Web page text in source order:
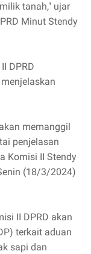
tanah," ujar
Minut Stendy
DPRD
memanggil
penjelasan
Komisi II Stendy
(18/3/2024)
II DPRD akan
terkait aduan
sapi dan